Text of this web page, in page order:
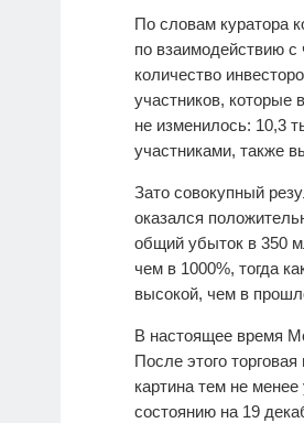
По словам куратора
по взаимодействию с
количество
участников, которые
не изменилось: 10,3
участниками, также
Зато совокупный
оказался
общий убыток в 350
чем в 1000%, тогда
высокой, чем в
В настоящее время
После этого
картина тем не
состоянию на 19